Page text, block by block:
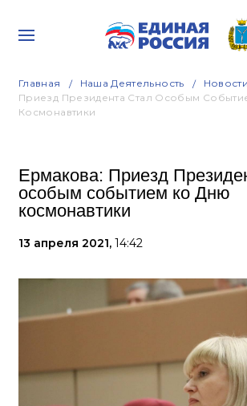
Главная Наша Деятельность Новости
Приезд Президента Стал Особым
Космонавтики
Ермакова: Приезд
особым событием ко Дню
космонавтики
13 апреля 2021, 14:42